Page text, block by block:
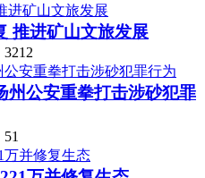
推进矿山文旅发展
州公安重拳打击涉砂犯罪